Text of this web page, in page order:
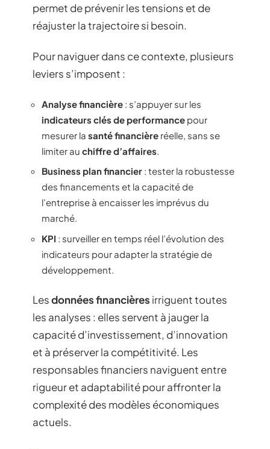
permet de prévenir les tensions et de
réajuster la trajectoire si besoin.
Pour naviguer dans ce contexte, plusieurs
leviers s’imposent :
Analyse financière : s’appuyer sur les
indicateurs clés de performance pour
mesurer la santé financière réelle, sans se
limiter au chiffre d’affaires
Business plan financier : tester la robustesse
des financements et la capacité de
l’entreprise à encaisser les imprévus du
marché.
KPI : surveiller en temps réel l’évolution des
indicateurs pour adapter la stratégie de
développement.
Lesdonnées financières irriguent toutes
les analyses : elles servent à jauger la
capacité d’investissement, d’innovation
et à préserver la compétitivité. Les
responsables financiers naviguent entre
rigueur et adaptabilité pour affronter la
complexité des modèles économiques
actuels.